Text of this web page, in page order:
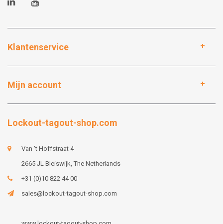
Klantenservice
Mijn account
Lockout-tagout-shop.com
Van 't Hoffstraat 4
2665 JL Bleiswijk, The Netherlands
+31 (0)10 822 44 00
sales@lockout-tagout-shop.com